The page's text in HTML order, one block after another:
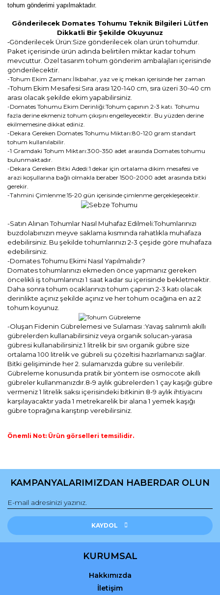
tohum gönderimi yapılmaktadır.
Gönderilecek Domates Tohumu Teknik Bilgileri Lütfen
Dikkatli Bir Şekilde Okuyunuz
-Gönderilecek Ürün:Size gönderilecek olan ürün tohumdur.
Paket içerisinde ürün adında belirtilen miktar kadar tohum
mevcuttur. Özel tasarım tohum gönderim ambalajları içerisinde
gönderilecektir.
-Tohum Ekim Zamanı:İlkbahar, yaz ve iç mekan içerisinde her zaman
-Tohum Ekim Mesafesi:Sıra arası 120-140 cm, sıra üzeri 30-40 cm
arası olacak şekilde ekim yapabilirsiniz.
-Domates Tohumu Ekim Derinliği:Tohum çapının 2-3 katı. Tohumu
fazla derine ekmeniz tohum çıkışını engelleyecektir. Bu yüzden derine
ekilmemesine dikkat ediniz.
-Dekara Gereken Domates Tohumu Miktarı:80-120 gram standart
tohum kullanılabilir.
-1 Gramdaki Tohum Miktarı:300-350 adet arasında Domates tohumu
bulunmaktadır.
-Dekara Gereken Bitki Adedi:1 dekar için ortalama dikim mesafesi ve
arazi koşullarına bağlı olmakla beraber 1500-2000 adet arasında bitki
gerekir.
-Tahmini Çimlenme:15-20 gün içerisinde çimlenme gerçekleşecektir.
-Satın Alınan Tohumlar Nasıl Muhafaz Edilmeli:Tohumlarınızı
buzdolabınızın meyve saklama kısmında rahatlıkla muhafaza
edebilirsiniz. Bu şekilde tohumlarınızı 2-3 çeşide göre muhafaza
edebilirsiniz.
-Domates Tohumu Ekimi Nasıl Yapılmalıdır?
Domates tohumlarınızı ekmeden önce yapmanız gereken
öncelikli iş tohumlarınızı 1 saat kadar su içerisinde bekletmektir.
Daha sonra tohum ocaklarınızı tohum çapının 2-3 katı olacak
derinlikte açınız şekilde açınız ve her tohum ocağına en az 2
tohum koyunuz.
-Oluşan Fidenin Gübrelemesi ve Sulaması :Yavaş salınımlı akıllı
gübrelerden kullanabilirsiniz veya organik solucan-yarasa
gübresi kullanabilirsiniz.1 litrelik bir sıvı organik gübre size
ortalama 100 litrelik ve gübreli su çözeltisi hazırlamanızı sağlar.
Bitki gelişiminde her 2. sulamanızda gübre su verilebilir.
Gübreleme konusunda pratik bir yöntem ise osmocote akıllı
gübreler kullanmanızdır.8-9 aylık gübrelerden 1 çay kaşığı gübre
vermeniz 1 litrelik saksı içerisindeki bitkinin 8-9 aylık ihtiyacını
karşılayacaktır yada 1 metrekarelik bir alana 1 yemek kaşığı
gübre toprağına karıştırıp verebilirsiniz.
Önemli Not: Ürün görselleri temsilidir.
konularda yetersiz gördüğünüz noktaları öneri formunu
Görüş ve önerileriniz için teşekkür ederiz.
Ürün resmi kalitesiz, bozuk veya görüntülenemiyor.
Ürün açıklamasında eksik bilgiler bulunuyor.
Ürün fiyatı diğer sitelerden daha pahalı.
KAMPANYALARIMIZDAN HABERDAR OLUN
KAYDOL
KURUMSAL
Hakkımızda
İletişim